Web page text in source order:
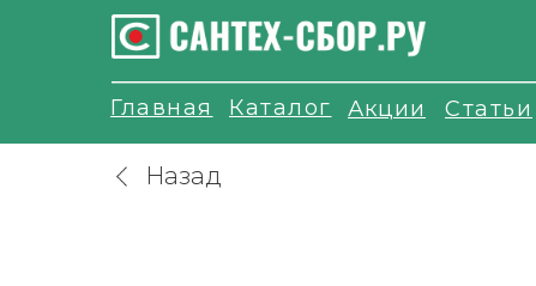
Каталог Акции Статьи
Главная
Назад